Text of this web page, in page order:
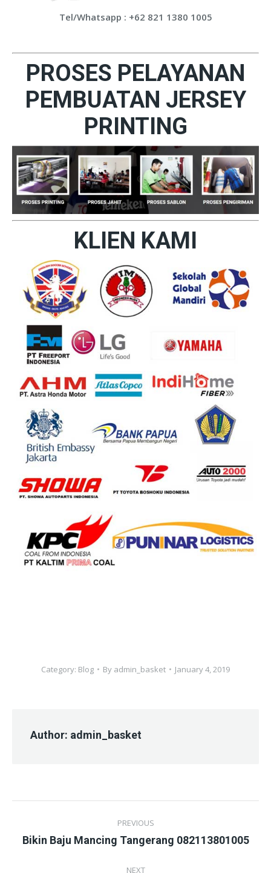
Tel/Whatsapp : +62 821 1380 1005
PROSES PELAYANAN
PEMBUATAN JERSEY
PRINTING
KLIEN KAMI
Category: Blog By admin_basket January 4, 2019
Author: admin_basket
navigation
PREVIOUS
Previous
Bikin Baju Mancing Tangerang 082113801005
NEXT